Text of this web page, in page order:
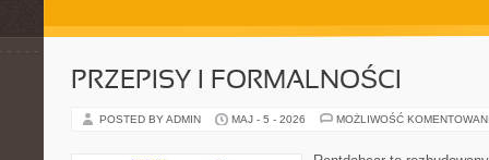
PRZEPISY I FORMALNOŚCI
POSTED BY ADMIN MAJ - 5 - 2026 MOŻLIWOŚĆ